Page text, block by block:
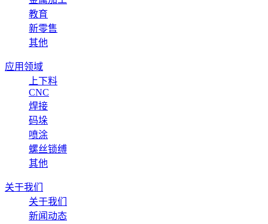
教育
新零售
其他
应用领域
上下料
CNC
焊接
码垛
喷涂
螺丝锁缚
其他
关于我们
关于我们
新闻动态